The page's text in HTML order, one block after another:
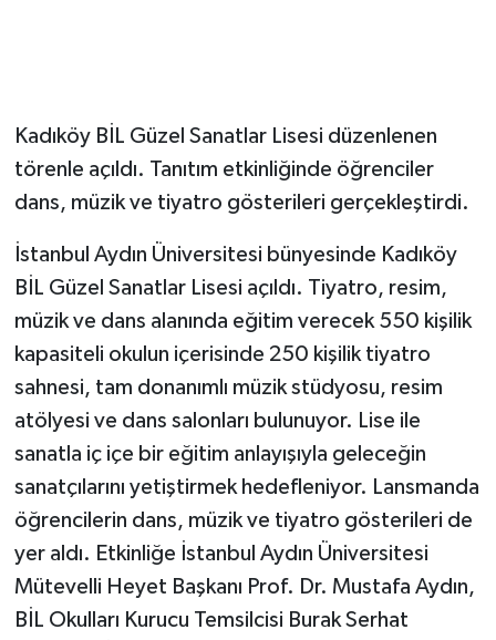
Kadıköy BİL Güzel Sanatlar Lisesi düzenlenen
törenle açıldı. Tanıtım etkinliğinde öğrenciler
dans, müzik ve tiyatro gösterileri gerçekleştirdi.
İstanbul Aydın Üniversitesi bünyesinde Kadıköy
BİL Güzel Sanatlar Lisesi açıldı. Tiyatro, resim,
müzik ve dans alanında eğitim verecek 550 kişilik
kapasiteli okulun içerisinde 250 kişilik tiyatro
sahnesi, tam donanımlı müzik stüdyosu, resim
atölyesi ve dans salonları bulunuyor. Lise ile
sanatla iç içe bir eğitim anlayışıyla geleceğin
sanatçılarını yetiştirmek hedefleniyor. Lansmanda
öğrencilerin dans, müzik ve tiyatro gösterileri de
yer aldı. Etkinliğe İstanbul Aydın Üniversitesi
Mütevelli Heyet Başkanı Prof. Dr. Mustafa Aydın,
BİL Okulları Kurucu Temsilcisi Burak Serhat
Sağlık
Seri İlan
Sokak Hayvanlarını Sahiplendirme
Sonsöz Özel
Spor
Vasıta
Yaşam